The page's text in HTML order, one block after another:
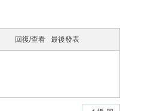
回復/查看 最後發表